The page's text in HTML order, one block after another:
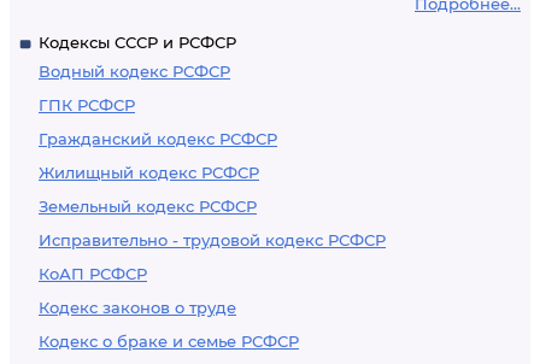
Кодексы СССР и РСФСР
Водный кодекс РСФСР
ГПК РСФСР
Гражданский кодекс РСФСР
Жилищный кодекс РСФСР
Земельный кодекс РСФСР
Исправительно - трудовой кодекс РСФСР
КоАП РСФСР
Кодекс законов о труде
Кодекс о браке и семье РСФСР